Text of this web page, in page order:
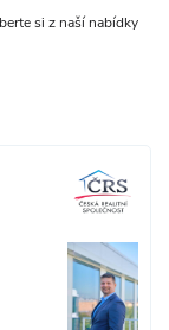
si z naší nabídky